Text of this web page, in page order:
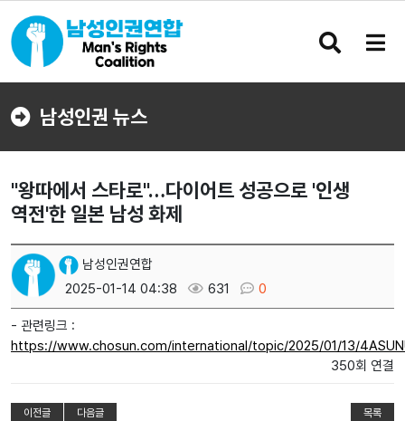
검
버
메
버
남성인권 뉴스
"왕따에서 스타로"…다이어트 성공으로 '인생
역전'한 일본 남성 화제
남성인권연합
2025-01-14 04:38
631 0
- 관련링크 :
https://www.chosun.com/international/topic/2025/01/13/
350회 연결
이전글 다음글 목록